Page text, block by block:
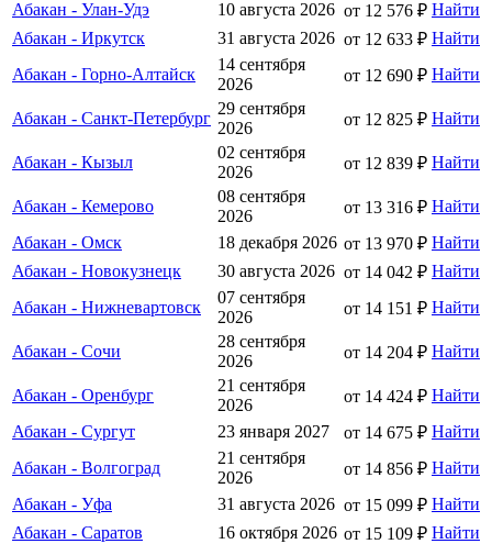
Абакан - Улан-Удэ 10 августа 2026 от 12 576 ₽ Найти
Абакан - Иркутск
31 августа 2026 от 12 633 ₽ Найти
Абакан - Горно-Алтайск
14 сентября
2026
от 12 690 ₽ Найти
Абакан - Санкт-Петербург
29 сентября
2026
от 12 825 ₽ Найти
Абакан - Кызыл
02 сентября
2026
от 12 839 ₽ Найти
Абакан - Кемерово
08 сентября
2026
от 13 316 ₽ Найти
Абакан - Омск
18 декабря 2026 от 13 970 ₽ Найти
Абакан - Новокузнецк
30 августа 2026 от 14 042 ₽ Найти
Абакан - Нижневартовск
07 сентября
2026
от 14 151 ₽ Найти
Абакан - Сочи
28 сентября
2026
от 14 204 ₽ Найти
Абакан - Оренбург
21 сентября
2026
от 14 424 ₽ Найти
Абакан - Сургут
23 января 2027 от 14 675 ₽ Найти
Абакан - Волгоград
21 сентября
2026
от 14 856 ₽ Найти
Абакан - Уфа
31 августа 2026 от 15 099 ₽ Найти
Абакан - Саратов
16 октября 2026 от 15 109 ₽ Найти